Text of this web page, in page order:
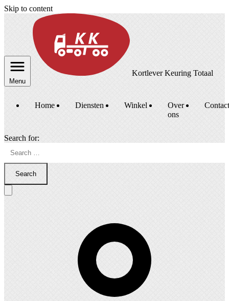
Skip to content
Menu
Kortlever Keuring Totaal
Home Diensten Winkel
Over
ons
Contact
Search for:
Search